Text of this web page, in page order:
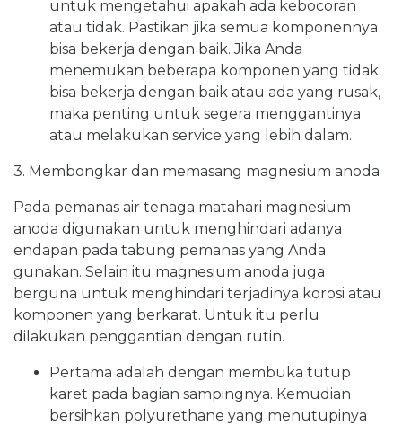
untuk mengetahui apakah ada kebocoran
atau tidak. Pastikan jika semua komponennya
bisa bekerja dengan baik. Jika Anda
menemukan beberapa komponen yang tidak
bisa bekerja dengan baik atau ada yang rusak,
maka penting untuk segera menggantinya
atau melakukan service yang lebih dalam.
3. Membongkar dan memasang magnesium anoda
Pada pemanas air tenaga matahari magnesium
anoda digunakan untuk menghindari adanya
endapan pada tabung pemanas yang Anda
gunakan. Selain itu magnesium anoda juga
berguna untuk menghindari terjadinya korosi atau
komponen yang berkarat. Untuk itu perlu
dilakukan penggantian dengan rutin.
Pertama adalah dengan membuka tutup
karet pada bagian sampingnya. Kemudian
bersihkan polyurethane yang menutupinya